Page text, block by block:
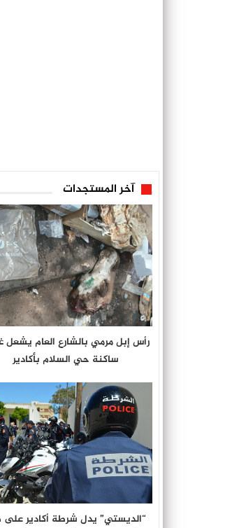
آخر المستجدات
رأس إبل مرمي بالشارع العام
ساكنة حي السلام بأكادير
“الديستي” يدل شرطة أكادير على